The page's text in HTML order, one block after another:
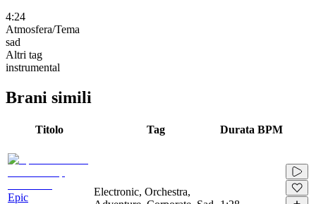
4:24
Atmosfera/Tema
sad
Altri tag
instrumental
Brani simili
Titolo Tag Durata BPM
Epic
Electronic, Orchestra,